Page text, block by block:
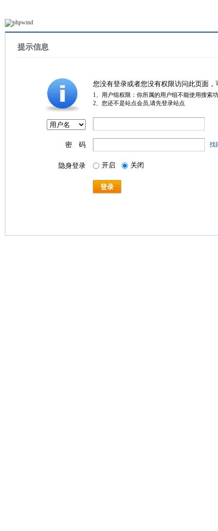
提示信息
您没有登录或者您没有权限访问此页面
1、用户组权限：你所属的用户组不能使用搜索
2、您还不是站点会员,请先登录站点
密 码 找
隐身登录 开启 关闭
登录